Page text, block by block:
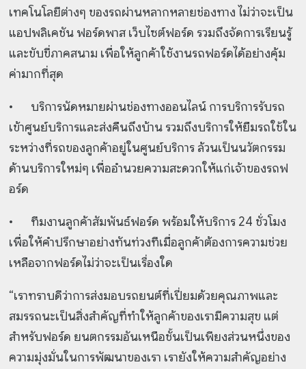
เทคโนโลยีต่างๆ ของรถผ่านหลากหลายช่องทาง ไม่ว่าจะเป็น
แอปพลิเคชัน ฟอร์ดพาส เว็บไซต์ฟอร์ด รวมถึงจัดการเรียนรู้
และขับขี่ภาคสนาม เพื่อให้ลูกค้าใช้งานรถฟอร์ดได้อย่างคุ้ม
ค่ามากที่สุด
•
บริการนัดหมายผ่านช่องทางออนไลน์ การบริการรับรถ
เข้าศูนย์บริการและส่งคืนถึงบ้าน รวมถึงบริการให้ยืมรถใช้ใน
ระหว่างที่รถของลูกค้าอยู่ในศูนย์บริการ ล้วนเป็นนวัตกรรม
ด้านบริการใหม่ๆ เพื่ออำนวยความสะดวกให้แก่เจ้าของรถฟ
อร์ด
•
ทีมงานลูกค้าสัมพันธ์ฟอร์ด พร้อมให้บริการ 24 ชั่วโมง
เพื่อให้คำปรึกษาอย่างทันท่วงทีเมื่อลูกค้าต้องการความช่วย
เหลือจากฟอร์ดไม่ว่าจะเป็นเรื่องใด
“เราทราบดีว่าการส่งมอบรถยนต์ที่เปี่ยมด้วยคุณภาพและ
สมรรถนะเป็นสิ่งสำคัญที่ทำให้ลูกค้าของเรามีความสุข แต่
สำหรับฟอร์ด ยนตกรรมอันเหนือชั้นเป็นเพียงส่วนหนึ่งของ
ความมุ่งมั่นในการพัฒนาของเรา เรายังให้ความสำคัญอย่าง